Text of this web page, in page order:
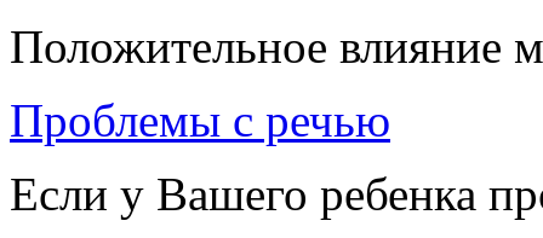
Положительное влияние
Проблемы с речью
Если у Вашего ребенка